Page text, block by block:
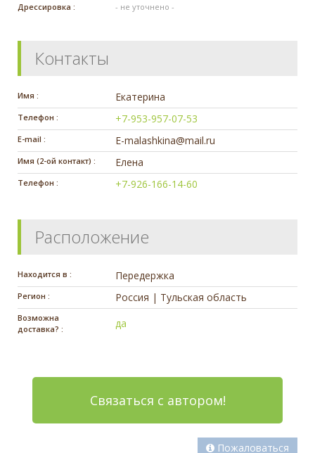
Дрессировка : - не уточнено -
Контакты
Имя : Екатерина
Телефон : +7-953-957-07-53
E-mail : E-malashkina@mail.ru
Имя (2-ой контакт) : Елена
Телефон : +7-926-166-14-60
Расположение
Находится в : Передержка
Регион : Россия | Тульская область
Возможна
доставка? :
да
Связаться с автором!
Пожаловаться